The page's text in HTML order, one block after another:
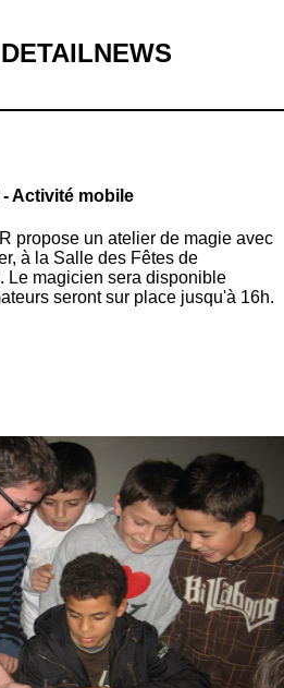
DETAILNEWS
Activité mobile
propose un atelier de magie avec
à la Salle des Fêtes de
Le magicien sera disponible
seront sur place jusqu'à 16h.